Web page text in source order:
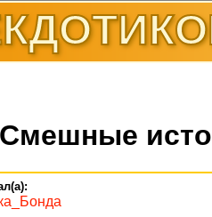
Смешные